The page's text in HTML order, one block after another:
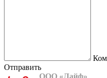
Отправить